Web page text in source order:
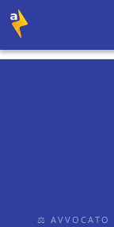
⚖ AVVOCATO